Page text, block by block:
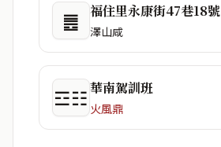
䷌ 福住里永康街47巷18號
澤山咸
☲☷華南駕訓班
火風鼎